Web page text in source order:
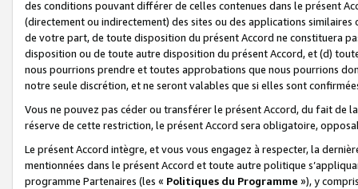
des conditions pouvant différer de celles contenues dans le présent
(directement ou indirectement) des sites ou des applications
de votre part, de toute disposition du présent Accord ne constituera
disposition ou de toute autre disposition du présent Accord, et (d)
nous pourrions prendre et toutes approbations que nous pourrions
notre seule discrétion, et ne seront valables que si elles sont
Vous ne pouvez pas céder ou transférer le présent Accord, du fait de
réserve de cette restriction, le présent Accord sera obligatoire,
Le présent Accord intègre, et vous vous engagez à respecter, la
mentionnées dans le présent Accord et toute autre politique
programme Partenaires (les « Politiques du Programme »), y